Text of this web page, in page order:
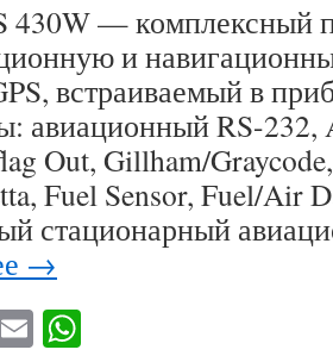
430W — комплексный
и
встраиваемый в
авиационный RS-232,
Out, Gillham/
Fuel Sensor, Fuel/Air
стационарный
→
Email